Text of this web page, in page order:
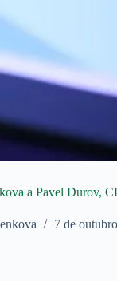
a Pavel Durov,
7 de